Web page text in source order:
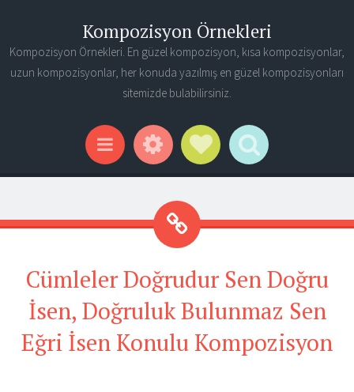
Kompozisyon Örnekleri
Kompozisyon Örnekleri. En güzel kompozisyon, kısa kompozisyonlar,
uzun kompozisyonlar, her konuda yazılmış en güzel kompozisyonları
sitemizde bulabilirsiniz.
Menu WidgetsSocial Links
Search
Cümleler Doğrudur Sen Doğru
İsen, Doğruluk Bulunmaz Sen
Eğri İsen Konulu Kompozisyon